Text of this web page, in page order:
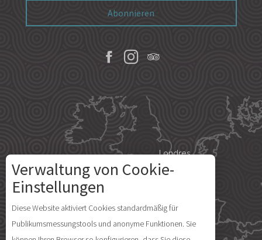
Beschreibung
Preise
Abonnieren
Londres
Île d'Yeu
Verwaltung von Cookie-
Einstellungen
Diese Website aktiviert Cookies standardmäßig für
Publikumsmessungstools und anonyme Funktionen. Sie